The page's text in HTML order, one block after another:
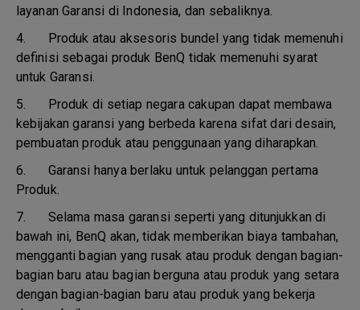
layanan Garansi di Indonesia, dan sebaliknya.
4. Produk atau aksesoris bundel yang tidak memenuhi
definisi sebagai produk BenQ tidak memenuhi syarat
untuk Garansi.
5. Produk di setiap negara cakupan dapat membawa
kebijakan garansi yang berbeda karena sifat dari desain,
pembuatan produk atau penggunaan yang diharapkan.
6. Garansi hanya berlaku untuk pelanggan pertama
Produk.
7. Selama masa garansi seperti yang ditunjukkan di
bawah ini, BenQ akan, tidak memberikan biaya tambahan,
mengganti bagian yang rusak atau produk dengan bagian-
bagian baru atau bagian berguna atau produk yang setara
dengan bagian-bagian baru atau produk yang bekerja